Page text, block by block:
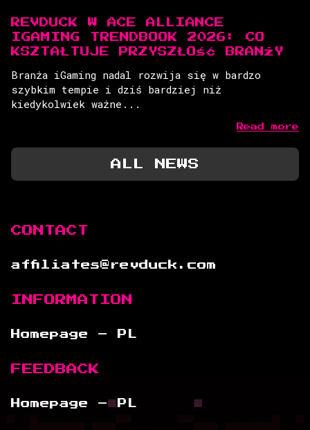
REVDUCK W ACE ALLIANCE
IGAMING TRENDBOOK 2026: CO
KSZTAŁTUJE PRZYSZŁOŚĆ BRANŻY
Branża iGaming nadal rozwija się w bardzo
szybkim tempie i dziś bardziej niż
kiedykolwiek ważne...
Read more
ALL NEWS
CONTACT
affiliates@revduck.com
INFORMATION
Homepage – PL
FEEDBACK
Homepage – PL